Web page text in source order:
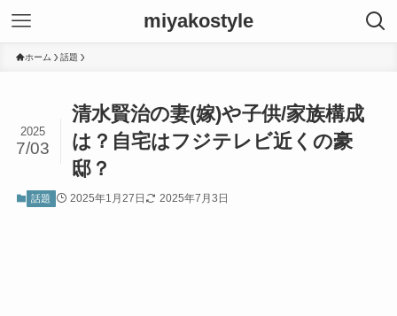
miyakostyle
ホーム 話題
清水賢治の妻(嫁)や子供/家族構成
は？自宅はフジテレビ近くの豪
邸？
2025
7/03
話題 2025年1月27日 2025年7月3日